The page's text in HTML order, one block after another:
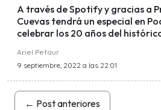
A través de Spotify y gracias a
Cuevas tendrá un especial en
celebrar los 20 años del
Ariel Pefaur
9 septiembre, 2022 a las 22:01
← Post anteriores